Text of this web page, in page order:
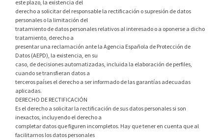
este plazo, la existencia del
derecho a solicitar del responsable la rectificación o supresión de datos
personales o la limitación del
tratamiento de datos personales relativos al interesado o a oponerse a dicho
tratamiento, derecho a
presentar una reclamación ante la Agencia Española de Protección de
Datos (AEPD), la existencia, en su
caso, de decisiones automatizadas, incluida la elaboración de perfiles,
cuando se transfieran datos a
terceros países el derecho a ser informado de las garantías adecuadas
aplicadas.
DERECHO DE RECTIFICACIÓN
Es el derecho a solicitar la rectificación de sus datos personales si son
inexactos, incluyendo el derecho a
completar datos que figuren incompletos. Hay que tener en cuenta que al
facilitarnos los datos personales